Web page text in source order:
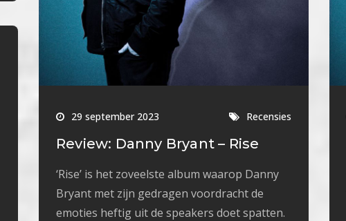
29 september 2023 Recensies
Review: Danny Bryant – Rise
‘Rise’ is het zoveelste album waarop Danny
Bryant met zijn gedragen voordracht de
emoties heftig uit de speakers doet spatten.